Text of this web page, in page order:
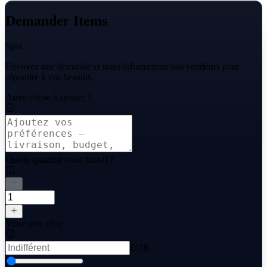
Demander Items
Spin
Envoyez une demande et nous informerons nos vendeurs pour
répondre à vos besoins.
Autre chose à ajouter ?
Quelle quantité vous faut-il ?
Votre prix cible
EUR